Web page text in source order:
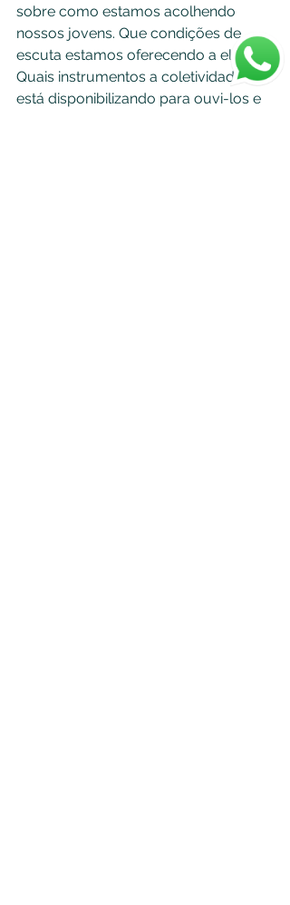
sobre como estamos acolhendo
nossos jovens. Que condições de
escuta estamos oferecendo a eles?
Quais instrumentos a coletividade
está disponibilizando para ouvi-los e